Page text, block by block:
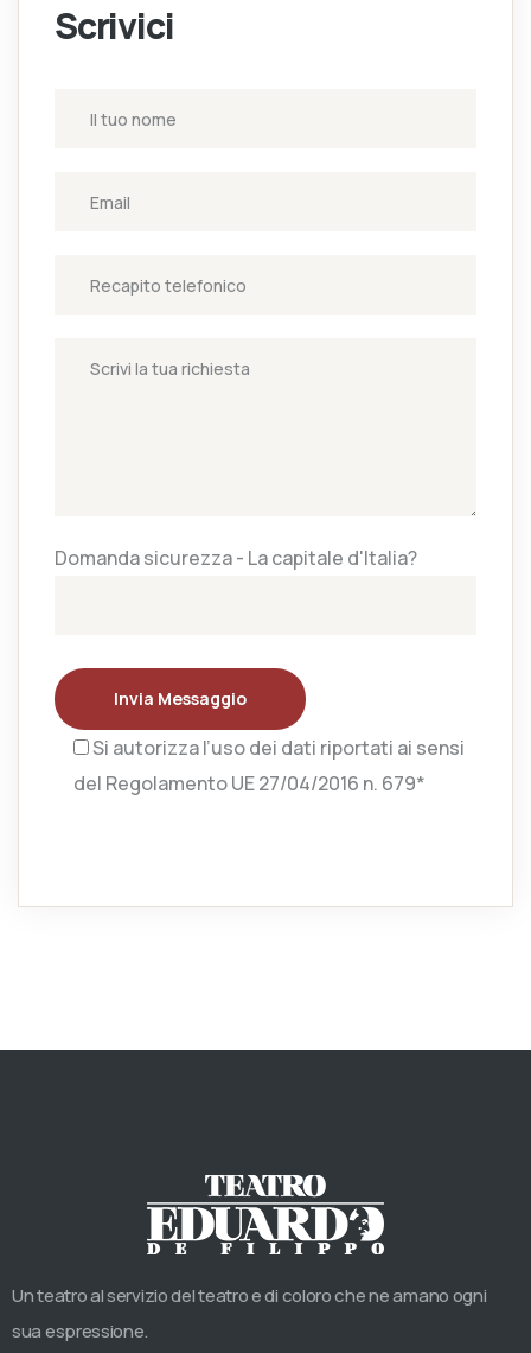
Scrivici
Domanda sicurezza - La capitale d'Italia?
Invia Messaggio
Si autorizza l’uso dei dati riportati ai sensi
del Regolamento UE 27/04/2016 n. 679*
Un teatro al servizio del teatro e di coloro che ne amano ogni
sua espressione.